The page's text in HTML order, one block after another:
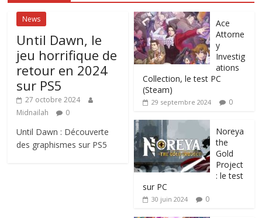
News
Until Dawn, le
jeu horrifique de
retour en 2024
sur PS5
27 octobre 2024
Midnailah
0
Until Dawn : Découverte
des graphismes sur PS5
Ace
Attorne
y
Investig
ations
Collection, le test PC
(Steam)
29 septembre 2024 0
Noreya
the
Gold
Project
: le test
sur PC
30 juin 2024 0